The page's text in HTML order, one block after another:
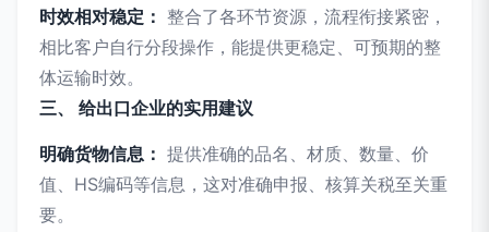
时效相对稳定： 整合了各环节资源，流程衔接紧密，
相比客户自行分段操作，能提供更稳定、可预期的整
体运输时效。
三、 给出口企业的实用建议
明确货物信息： 提供准确的品名、材质、数量、价
值、HS编码等信息，这对准确申报、核算关税至关重
要。